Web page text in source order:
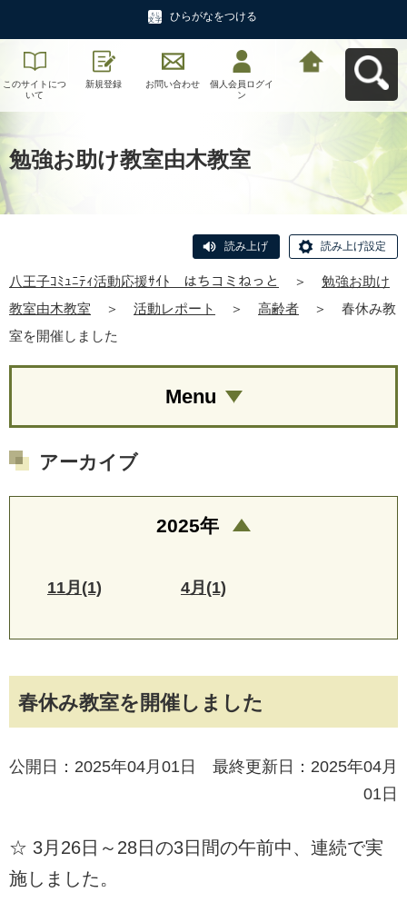
ひらがなをつける
このサイトにつ
いて
新規登録 お問い合わせ
個人会員ログイ
ン
勉強お助け教室由木教室
読み上げ 読み上げ設定
八王子ｺﾐｭﾆﾃｨ活動応援ｻｲﾄ はちコミねっと ＞
勉強お助け
教室由木教室
＞ 活動レポート ＞ 高齢者 ＞
春休み教
室を開催しました
春休み教室を開催しました
公開日：2025年04月01日 最終更新日：2025年04月
01日
☆ 3月26日～28日の3日間の午前中、連続で実
施しました。
Menu
アーカイブ
2025年
11月(1) 4月(1)